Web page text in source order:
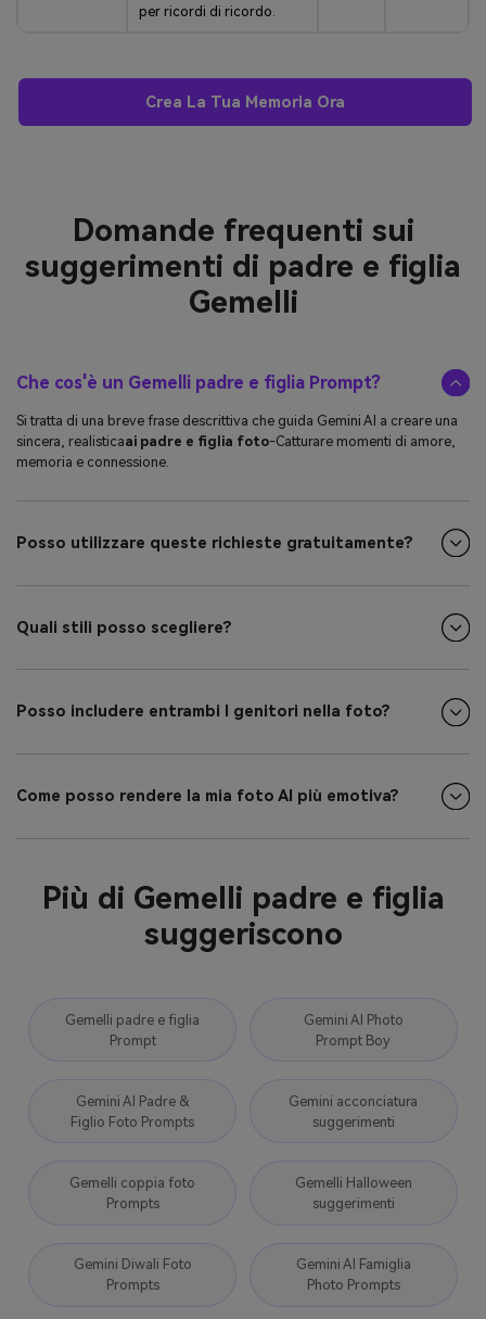
per ricordi di ricordo.
Crea La Tua Memoria Ora
Domande frequenti sui
suggerimenti di padre e figlia
Gemelli
Che cos'è un Gemelli padre e figlia Prompt?
Si tratta di una breve frase descrittiva che guida Gemini AI a creare una
sincera, realisticaai padre e figlia foto-Catturare momenti di amore,
memoria e connessione.
Posso utilizzare queste richieste gratuitamente?
Quali stili posso scegliere?
Posso includere entrambi I genitori nella foto?
Come posso rendere la mia foto AI più emotiva?
Più di Gemelli padre e figlia
suggeriscono
Gemelli padre e figlia
Prompt
Gemini AI Photo
Prompt Boy
Gemini AI Padre &
Figlio Foto Prompts
Gemini acconciatura
suggerimenti
Gemelli coppia foto
Prompts
Gemelli Halloween
suggerimenti
Gemini Diwali Foto
Prompts
Gemini AI Famiglia
Photo Prompts